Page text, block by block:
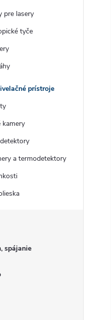
pre lasery
tyče
prístroje
kamery
a termodetektory
spájanie